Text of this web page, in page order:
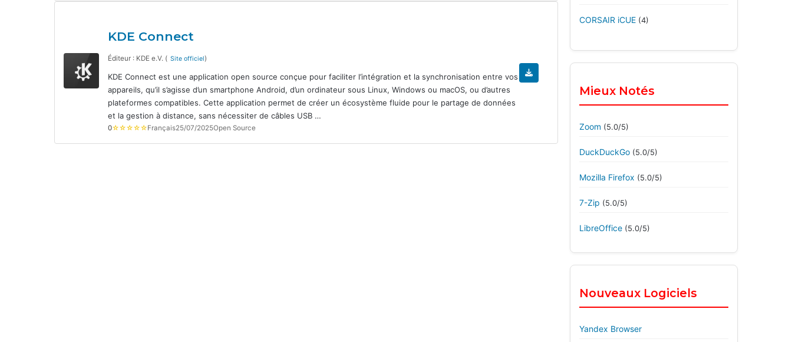
KDE Connect
Éditeur : KDE e.V. ( Site officiel)
KDE Connect est une application open source conçue pour faciliter l’intégration et la synchronisation entre vos
appareils, qu’il s’agisse d’un smartphone Android, d’un ordinateur sous Linux, Windows ou macOS, ou d’autres
plateformes compatibles. Cette application permet de créer un écosystème fluide pour le partage de données
et la gestion à distance, sans nécessiter de câbles USB …
0☆☆☆☆☆Français25/07/2025Open Source
CORSAIR iCUE (4)
Mieux Notés
Zoom (5.0/5)
DuckDuckGo (5.0/5)
Mozilla Firefox (5.0/5)
7-Zip (5.0/5)
LibreOffice (5.0/5)
Nouveaux Logiciels
Yandex Browser